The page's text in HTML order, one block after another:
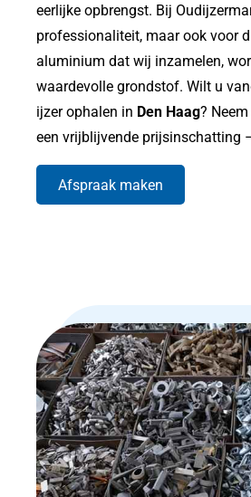
eerlijke opbrengst. Bij
professionaliteit, maar ook voor
aluminium dat wij inzamelen,
waardevolle grondstof. Wilt u
ijzer ophalen in Den Haag?
een vrijblijvende prijsinschatting
Afspraak maken